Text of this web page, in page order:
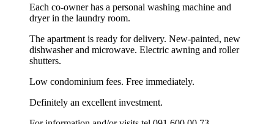
Each co-owner has a personal washing machine and
dryer in the laundry room.
The apartment is ready for delivery. New-painted, new
dishwasher and microwave. Electric awning and roller
shutters.
Low condominium fees. Free immediately.
Definitely an excellent investment.